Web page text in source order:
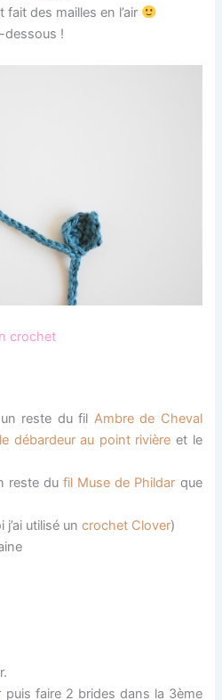
fait des mailles en l’air
dessous !
crochet
reste du fil Ambre de Cheval
le débardeur au point rivière et le
reste du fil Muse de Phildar que
j’ai utilisé uncrochet Clover)
puis faire 2 brides dans la 3ème